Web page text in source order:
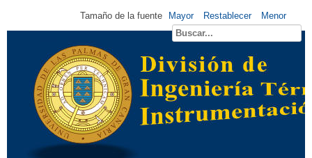
Tamaño de la fuente Mayor Restablecer Menor